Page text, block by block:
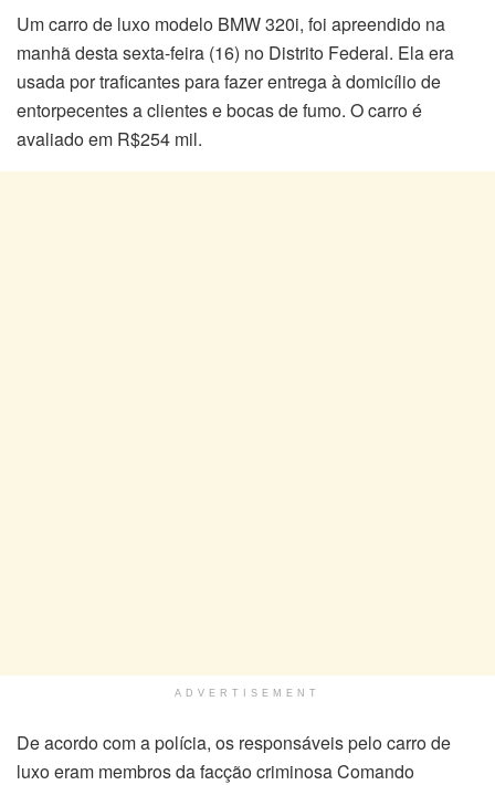
Um carro de luxo modelo BMW 320i, foi apreendido na
manhã desta sexta-feira (16) no Distrito Federal. Ela era
usada por traficantes para fazer entrega à domicílio de
entorpecentes a clientes e bocas de fumo. O carro é
avaliado em R$254 mil.
ADVERTISEMENT
De acordo com a polícia, os responsáveis pelo carro de
luxo eram membros da facção criminosa Comando